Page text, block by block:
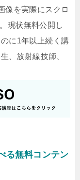
像を実際にスクロ
現状無料公開し
に1年以上続く講
、放射線技師、
る無料コンテン